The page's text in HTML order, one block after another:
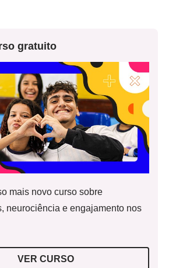
nos contextos americano e africano,
seus lugares de vivência, marcas
gratuito
mais novo curso sobre
neurociência e engajamento nos
VER CURSO